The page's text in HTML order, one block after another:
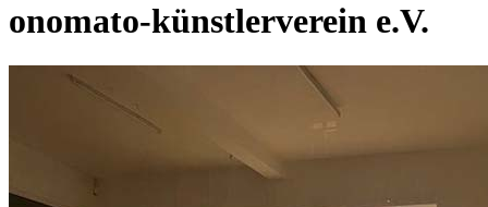
onomato-künstlerverein e.V.